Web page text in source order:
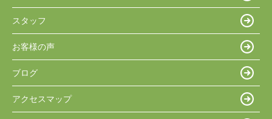
スタッフ
お客様の声
ブログ
アクセスマップ